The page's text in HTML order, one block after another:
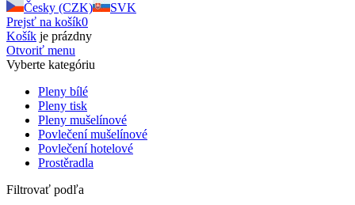
Česky (CZK)
SVK
Prejsť na košík0
Košík je prázdny
Otvoriť menu
Vyberte kategóriu
Pleny bílé
Pleny tisk
Pleny mušelínové
Povlečení mušelínové
Povlečení hotelové
Prostěradla
Filtrovať podľa